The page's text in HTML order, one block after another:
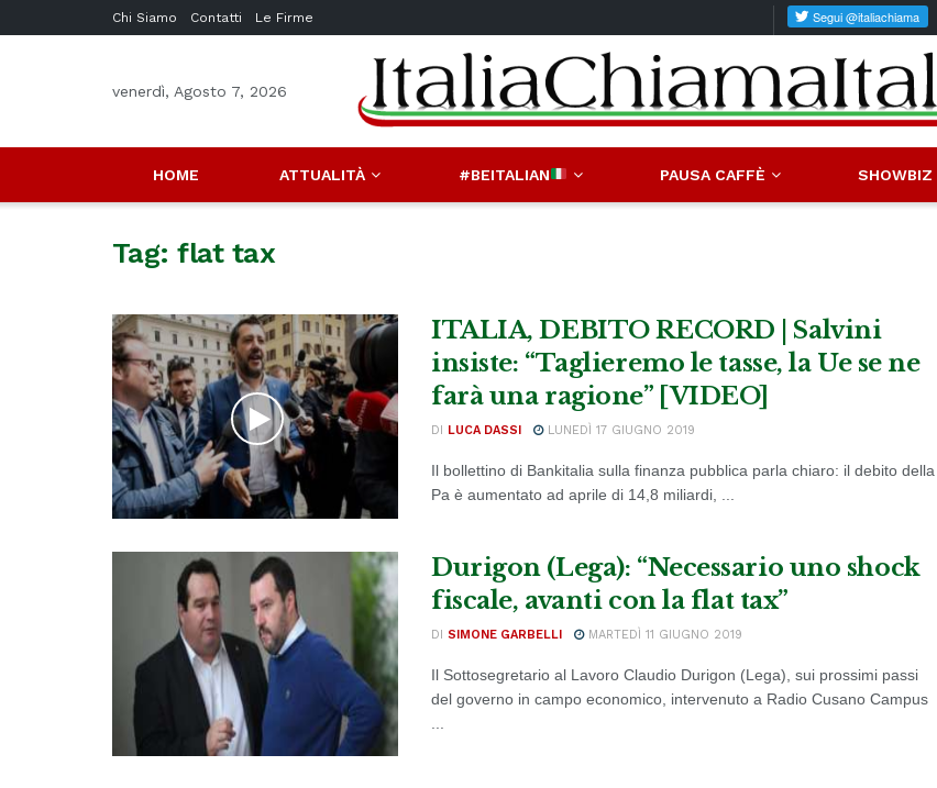
Chi Siamo Contatti Le Firme
venerdì, Agosto 7, 2026
HOME ATTUALITÀ #BEITALIAN PAUSA CAFFÈ SHOWBIZ
Tag:flat tax
ITALIA, DEBITO RECORD | Salvini
insiste: “Taglieremo le tasse, la Ue se ne
farà una ragione” [VIDEO]
DI LUCA DASSI LUNEDÌ 17 GIUGNO 2019
Il bollettino di Bankitalia sulla finanza pubblica parla chiaro: il debito della
Pa è aumentato ad aprile di 14,8 miliardi, ...
Durigon (Lega): “Necessario uno shock
fiscale, avanti con la flat tax”
DI SIMONE GARBELLI MARTEDÌ 11 GIUGNO 2019
Il Sottosegretario al Lavoro Claudio Durigon (Lega), sui prossimi passi
del governo in campo economico, intervenuto a Radio Cusano Campus